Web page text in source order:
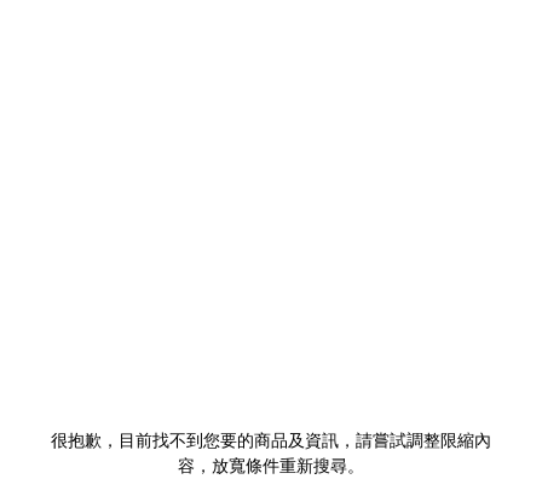
很抱歉，目前找不到您要的商品及資訊，請嘗試調整限縮內
容，放寬條件重新搜尋。